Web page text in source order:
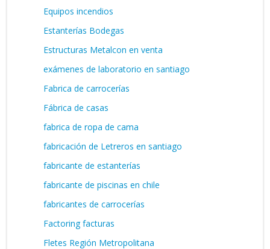
Equipos incendios
Estanterías Bodegas
Estructuras Metalcon en venta
exámenes de laboratorio en santiago
Fabrica de carrocerías
Fábrica de casas
fabrica de ropa de cama
fabricación de Letreros en santiago
fabricante de estanterías
fabricante de piscinas en chile
fabricantes de carrocerías
Factoring facturas
Fletes Región Metropolitana